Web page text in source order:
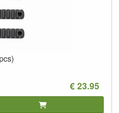
€ 23.95